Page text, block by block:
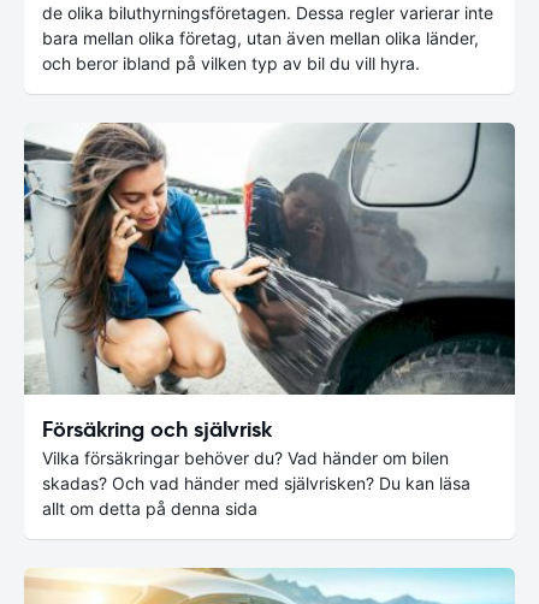
de olika biluthyrningsföretagen. Dessa regler varierar inte
bara mellan olika företag, utan även mellan olika länder,
och beror ibland på vilken typ av bil du vill hyra.
Försäkring och självrisk
Vilka försäkringar behöver du? Vad händer om bilen
skadas? Och vad händer med självrisken? Du kan läsa
allt om detta på denna sida